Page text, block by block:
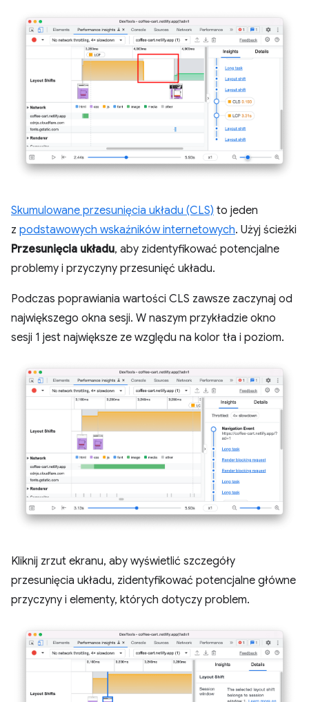
Skumulowane przesunięcia układu (CLS) to jeden
z podstawowych wskaźników internetowych. Użyj ścieżki
Przesunięcia układu, aby zidentyfikować potencjalne
problemy i przyczyny przesunięć układu.
Podczas poprawiania wartości CLS zawsze zaczynaj od
największego okna sesji. W naszym przykładzie okno
sesji 1 jest największe ze względu na kolor tła i poziom.
Kliknij zrzut ekranu, aby wyświetlić szczegóły
przesunięcia układu, zidentyfikować potencjalne główne
przyczyny i elementy, których dotyczy problem.